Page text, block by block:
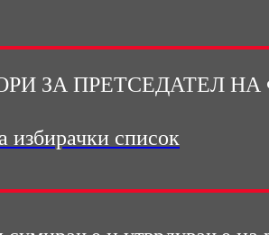
ЗА ПРЕТСЕДАТЕЛ
избирачки список